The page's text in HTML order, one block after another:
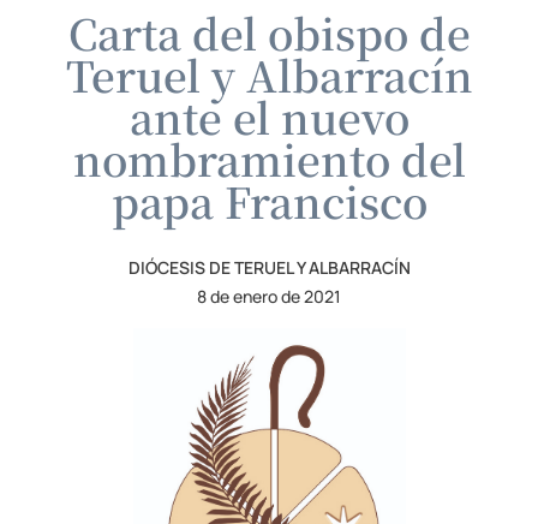
Carta del obispo de
Teruel y Albarracín
ante el nuevo
nombramiento del
papa Francisco
DIÓCESIS DE TERUEL Y ALBARRACÍN
8 de enero de 2021